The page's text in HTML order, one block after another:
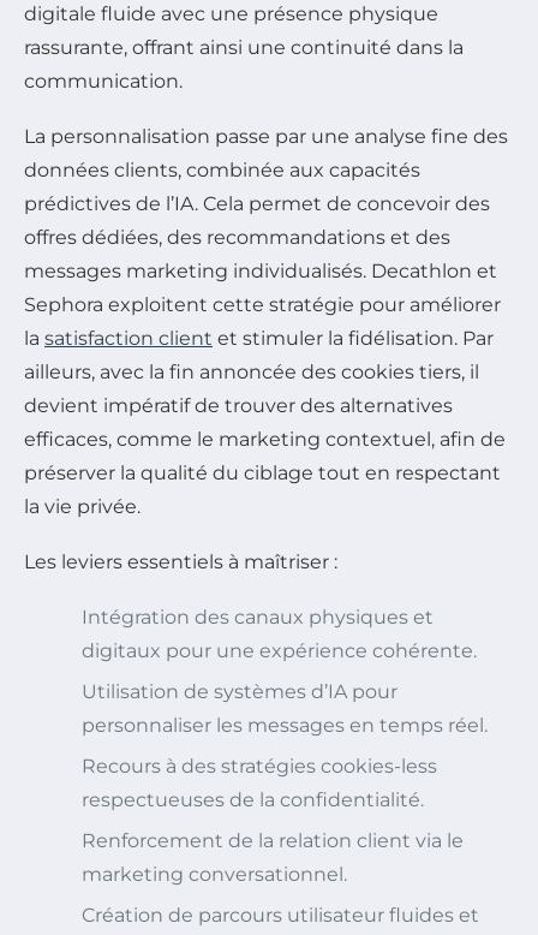
digitale fluide avec une présence physique
rassurante, offrant ainsi une continuité dans la
communication.
La personnalisation passe par une analyse fine des
données clients, combinée aux capacités
prédictives de l’IA. Cela permet de concevoir des
offres dédiées, des recommandations et des
messages marketing individualisés. Decathlon et
Sephora exploitent cette stratégie pour améliorer
la satisfaction client et stimuler la fidélisation. Par
ailleurs, avec la fin annoncée des cookies tiers, il
devient impératif de trouver des alternatives
efficaces, comme le marketing contextuel, afin de
préserver la qualité du ciblage tout en respectant
la vie privée.
Les leviers essentiels à maîtriser :
Intégration des canaux physiques et
digitaux pour une expérience cohérente.
Utilisation de systèmes d’IA pour
personnaliser les messages en temps réel.
Recours à des stratégies cookies-less
respectueuses de la confidentialité.
Renforcement de la relation client via le
marketing conversationnel.
Création de parcours utilisateur fluides et